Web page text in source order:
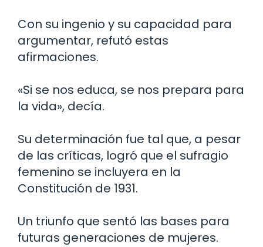
Con su ingenio y su capacidad para
argumentar, refutó estas
afirmaciones.
«Si se nos educa, se nos prepara para
la vida», decía.
Su determinación fue tal que, a pesar
de las críticas, logró que el sufragio
femenino se incluyera en la
Constitución de 1931.
Un triunfo que sentó las bases para
futuras generaciones de mujeres.